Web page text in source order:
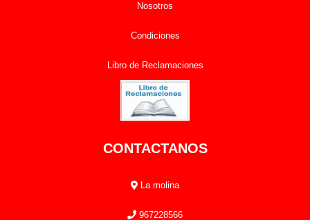
Nosotros
Condiciones
Libro de Reclamaciones
CONTACTANOS
La molina
967228566